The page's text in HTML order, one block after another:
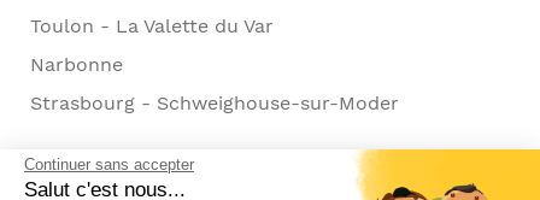
Continuer sans accepter
Salut c'est nous...
Toulon - La Valette du Var
Narbonne
Strasbourg - Schweighouse-sur-Moder